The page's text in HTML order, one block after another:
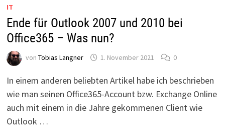
IT
Ende für Outlook 2007 und 2010 bei
Office365 – Was nun?
von Tobias Langner 1. November 2021 0
In einem anderen beliebten Artikel habe ich beschrieben
wie man seinen Office365-Account bzw. Exchange Online
auch mit einem in die Jahre gekommenen Client wie
Outlook …